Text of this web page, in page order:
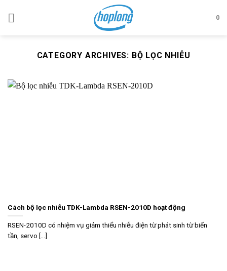
0
CATEGORY ARCHIVES: BỘ LỌC NHIỄU
Cách bộ lọc nhiễu TDK-Lambda RSEN-2010D hoạt động
RSEN-2010D có nhiệm vụ giảm thiểu nhiễu điện từ phát sinh từ biến
tần, servo [...]